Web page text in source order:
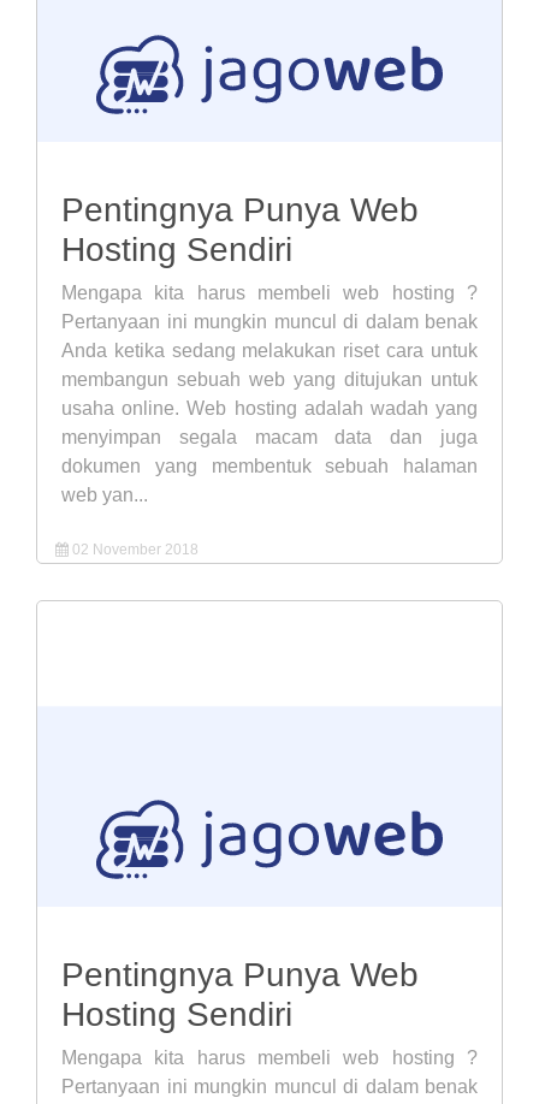
Pentingnya Punya Web
Hosting Sendiri
Mengapa kita harus membeli web hosting ?
Pertanyaan ini mungkin muncul di dalam benak
Anda ketika sedang melakukan riset cara untuk
membangun sebuah web yang ditujukan untuk
usaha online. Web hosting adalah wadah yang
menyimpan segala macam data dan juga
dokumen yang membentuk sebuah halaman
web yan...
02 November 2018
Pentingnya Punya Web
Hosting Sendiri
Mengapa kita harus membeli web hosting ?
Pertanyaan ini mungkin muncul di dalam benak